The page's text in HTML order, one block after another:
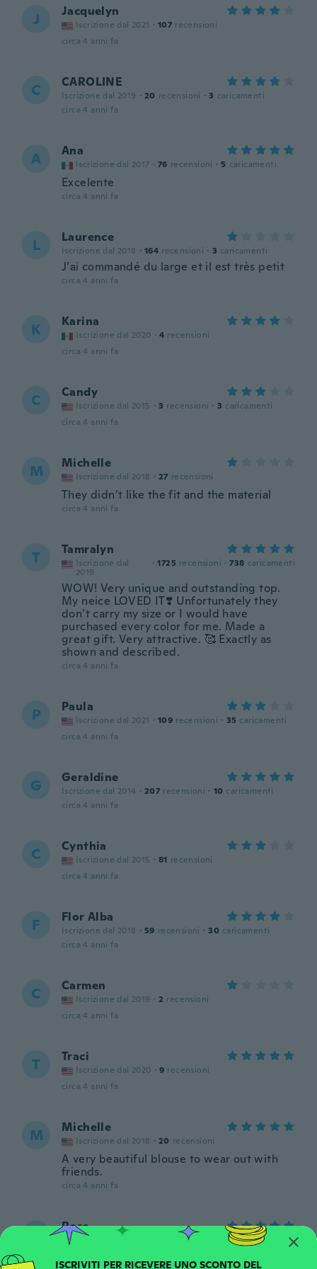
J Jacquelyn
Iscrizione dal 2021 · 107 recensioni
circa 4 anni fa
C CAROLINE
Iscrizione dal 2019 · 20 recensioni · 3 caricamenti
circa 4 anni fa
A Ana
Iscrizione dal 2017 · 76 recensioni · 5 caricamenti
Excelente
circa 4 anni fa
L Laurence
Iscrizione dal 2018 · 164 recensioni · 3 caricamenti
J’ai commandé du large et il est très petit
circa 4 anni fa
K Karina
Iscrizione dal 2020 · 4 recensioni
circa 4 anni fa
C Candy
Iscrizione dal 2015 · 3 recensioni · 3 caricamenti
circa 4 anni fa
M Michelle
Iscrizione dal 2018 · 27 recensioni
They didn’t like the fit and the material
circa 4 anni fa
T Tamralyn
Iscrizione dal
2019
· 1725 recensioni · 738 caricamenti
WOW! Very unique and outstanding top.
My neice LOVED IT❣️ Unfortunately they
don’t carry my size or I would have
purchased every color for me. Made a
great gift. Very attractive. 🥰 Exactly as
shown and described.
circa 4 anni fa
P Paula
Iscrizione dal 2021 · 109 recensioni · 35 caricamenti
circa 4 anni fa
G Geraldine
Iscrizione dal 2014 · 207 recensioni · 10 caricamenti
circa 4 anni fa
C Cynthia
Iscrizione dal 2015 · 81 recensioni
circa 4 anni fa
F Flor Alba
Iscrizione dal 2018 · 59 recensioni · 30 caricamenti
circa 4 anni fa
C Carmen
Iscrizione dal 2019 · 2 recensioni
circa 4 anni fa
T Traci
Iscrizione dal 2020 · 9 recensioni
circa 4 anni fa
M Michelle
Iscrizione dal 2018 · 20 recensioni
A very beautiful blouse to wear out with
friends.
circa 4 anni fa
Ross
recensioni